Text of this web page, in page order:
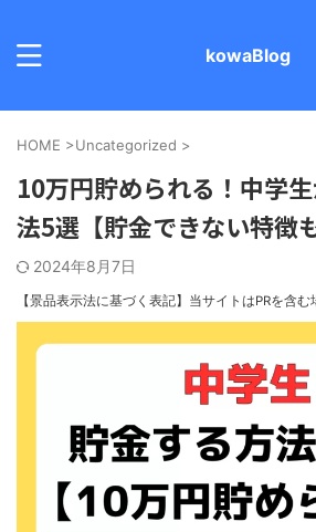
kowaBlog
HOME >Uncategorized >
10万円貯められる！中学
法5選【貯金できない特徴も
2024年8月7日
【景品表示法に基づく表記】 当サイトはPRを含